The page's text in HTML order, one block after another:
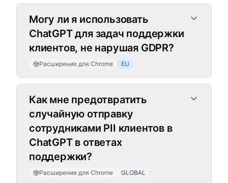
Могу ли я использовать
ChatGPT для задач поддержки
клиентов, не нарушая GDPR?
Расширение для Chrome EU
Как мне предотвратить
случайную отправку
сотрудниками PII клиентов в
ChatGPT в ответах
поддержки?
Расширение для Chrome GLOBAL